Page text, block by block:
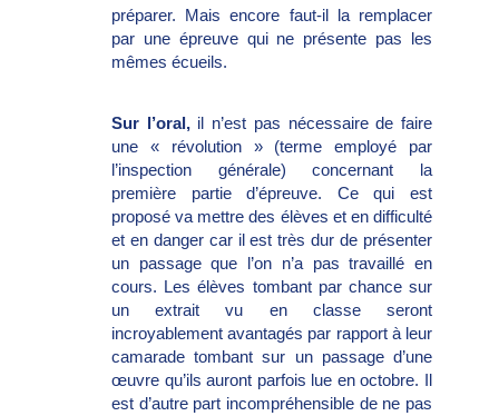
préparer. Mais encore faut-il la remplacer
par une épreuve qui ne présente pas les
mêmes écueils.
Sur l’oral,il n’est pas nécessaire de faire
une « révolution » (terme employé par
l’inspection générale) concernant la
première partie d’épreuve. Ce qui est
proposé va mettre des élèves et en difficulté
et en danger car il est très dur de présenter
un passage que l’on n’a pas travaillé en
cours. Les élèves tombant par chance sur
un extrait vu en classe seront
incroyablement avantagés par rapport à leur
camarade tombant sur un passage d’une
œuvre qu’ils auront parfois lue en octobre. Il
est d’autre part incompréhensible de ne pas